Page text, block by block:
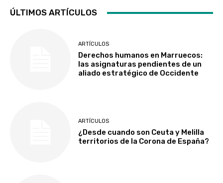
ÚLTIMOS ARTÍCULOS
ARTÍCULOS
Derechos humanos en Marruecos:
las asignaturas pendientes de un
aliado estratégico de Occidente
ARTÍCULOS
¿Desde cuando son Ceuta y Melilla
territorios de la Corona de España?